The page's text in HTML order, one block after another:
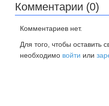
Комментарии (0)
Комментариев нет.
Для того, чтобы оставить
необходимо войти или